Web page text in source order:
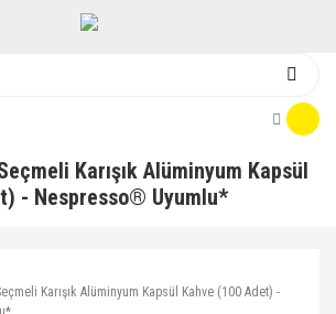
Karışık Alüminyum Kapsül
- Nespresso® Uyumlu*